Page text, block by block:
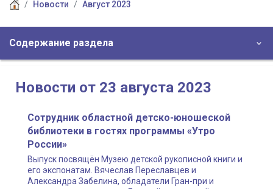
Новости Август 2023
Содержание раздела
Новости от 23 августа 2023
Сотрудник областной детско-юношеской
библиотеки в гостях программы «Утро
России»
Выпуск посвящён Музею детской рукописной книги и
его экспонатам. Вячеслав Переславцев и
Александра Забелина, обладатели Гран-при и